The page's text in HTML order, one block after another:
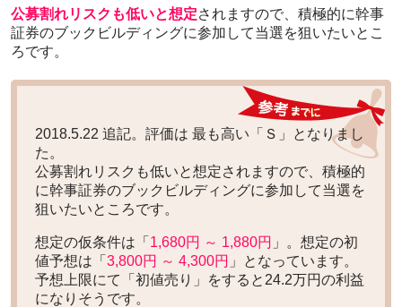
公募割れリスクも低いと想定されますので、積極的に幹事
証券のブックビルディングに参加して当選を狙いたいとこ
ろです。
2018.5.22 追記。評価は 最も高い「Ｓ」
となりまし
た。
公募割れリスクも低いと想定されますので、積極的
に幹事証券のブックビルディングに参加して当選を
狙いたいところです。
想定の仮条件は「 1,680円 ～ 1,880円 」。想定の初
値予想は「 3,800円 ～ 4,300円 」となっています。
予想上限にて「初値売り」をすると 24.2万円の利益
になりそうです。